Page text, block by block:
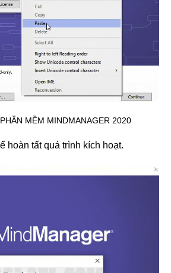
MỀM MINDMANAGER 2020
hoàn tất quá trình kích hoạt.